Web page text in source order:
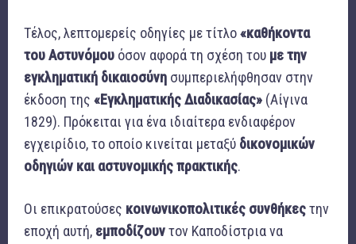
Τέλος, λεπτομερείς οδηγίες με τίτλο«καθήκοντα
του Αστυνόμου όσον αφορά τη σχέση του με την
εγκληματική δικαιοσύνη συμπεριελήφθησαν στην
έκδοση της «Εγκληματικής Διαδικασίας» (Αίγινα
1829). Πρόκειται για ένα ιδιαίτερα ενδιαφέρον
εγχειρίδιο, το οποίο κινείται μεταξύ δικονομικών
οδηγιών και αστυνομικής πρακτικής.
Οι επικρατούσες κοινωνικοπολιτικές συνθήκεςτην
εποχή αυτή, εμποδίζουντον Καποδίστρια να